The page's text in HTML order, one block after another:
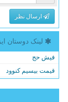
ارسال نظر
لینک دوستان
فیش حج
قیمت بیسیم کنوود